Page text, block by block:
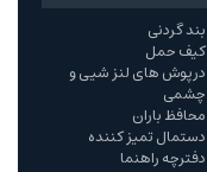
بند گردنی
کیف حمل
درپوش های لنز شیی و
چشمی
محافظ باران
دستمال تمیز کننده
دفترچه راهنما